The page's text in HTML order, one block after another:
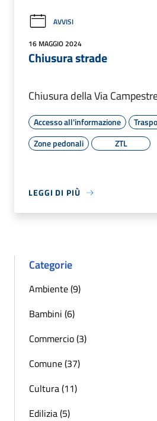
AVVISI
16 MAGGIO 2024
Chiusura strade
Chiusura della Via
Accesso all'informazione
Zone pedonali
ZTL
LEGGI DI PIÙ
Categorie
Ambiente (9)
Bambini (6)
Commercio (3)
Comune (37)
Cultura (11)
Edilizia (5)